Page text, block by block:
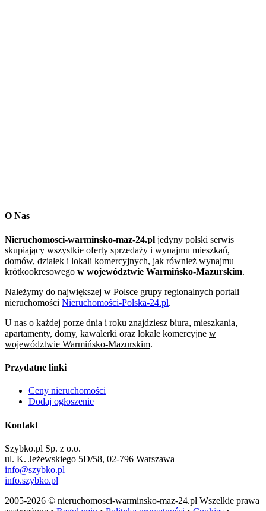
O Nas
Nieruchomosci-warminsko-maz-24.pl jedyny polski serwis
skupiający wszystkie oferty sprzedaży i wynajmu mieszkań,
domów, działek i lokali komercyjnych, jak również wynajmu
krótkookresowego w województwie Warmińsko-Mazurskim.
Należymy do największej w Polsce grupy regionalnych portali
nieruchomości Nieruchomości-Polska-24.pl.
U nas o każdej porze dnia i roku znajdziesz biura, mieszkania,
apartamenty, domy, kawalerki oraz lokale komercyjne w
województwie Warmińsko-Mazurskim.
Przydatne linki
Ceny nieruchomości
Dodaj ogłoszenie
Kontakt
Szybko.pl Sp. z o.o.
ul. K. Jeżewskiego 5D/58, 02-796 Warszawa
info@szybko.pl
info.szybko.pl
2005-2026 © nieruchomosci-warminsko-maz-24.pl Wszelkie prawa